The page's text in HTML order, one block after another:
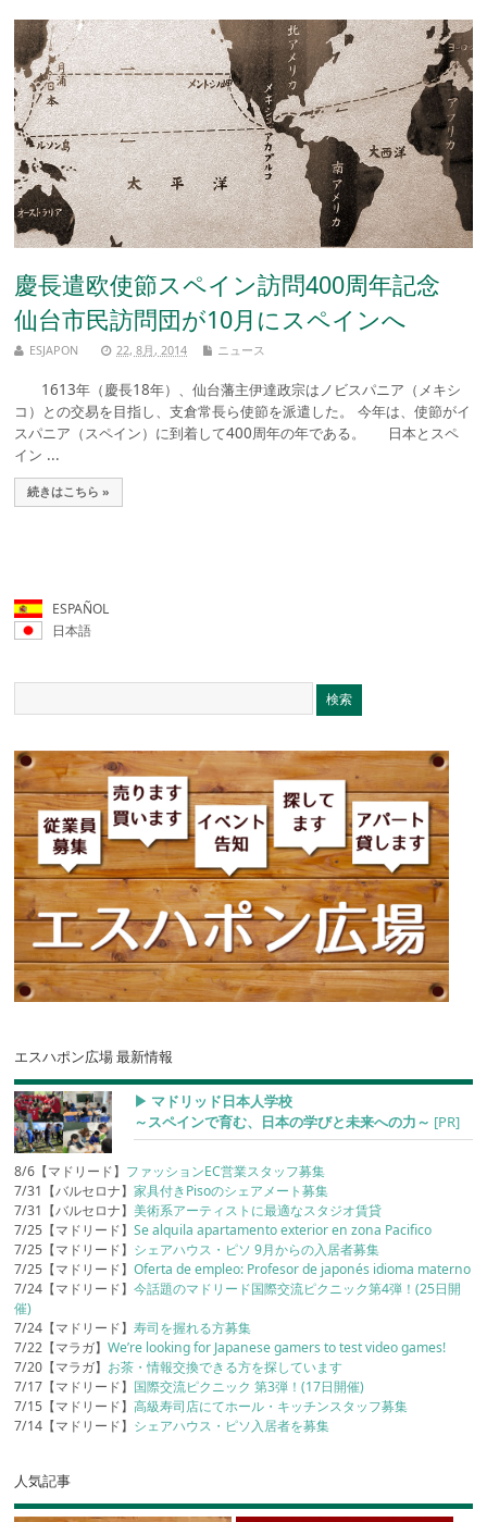
慶長遣欧使節スペイン訪問400周年記念
仙台市民訪問団が10月にスペインへ
ESJAPON 22, 8月, 2014 ニュース
1613年（慶長18年）、仙台藩主伊達政宗はノビスパニア（メキシ
コ）との交易を目指し、支倉常長ら使節を派遣した。 今年は、使節がイ
スパニア（スペイン）に到着して400周年の年である。 日本とスペ
イン ...
続きはこちら »
ESPAÑOL
日本語
エスハポン広場 最新情報
▶︎ マドリッド日本人学校
～スペインで育む、日本の学びと未来への力～ [PR]
8/6【マドリード】 ファッションEC営業スタッフ募集
7/31【バルセロナ】家具付きPisoのシェアメート募集
7/31【バルセロナ】美術系アーティストに最適なスタジオ賃貸
7/25【マドリード】Se alquila apartamento exterior en zona Pacifico
7/25【マドリード】 シェアハウス・ピソ 9月からの入居者募集
7/25【マドリード】Oferta de empleo: Profesor de japonés idioma materno
7/24【マドリード】今話題のマドリード国際交流ピクニック第4弾！(25日開
催)
7/24【マドリード】寿司を握れる方募集
7/22【マラガ】We’re looking for Japanese gamers to test video games!
7/20【マラガ】 お茶・情報交換できる方を探しています
7/17【マドリード】 国際交流ピクニック 第3弾！(17日開催)
7/15【マドリード】高級寿司店にてホール・キッチンスタッフ募集
7/14【マドリード】 シェアハウス・ピソ入居者を募集
人気記事